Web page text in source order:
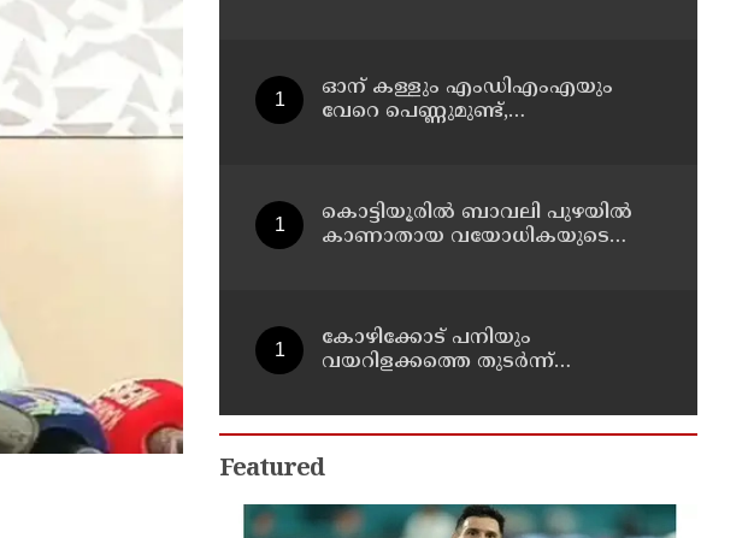
ഓന് കള്ളും എംഡിഎംഎയും
വേറെ പെണ്ണുമുണ്ട്,
വാട്സ്ആപ്പ്ചാറ്റ് പുറത്ത് വന്നു
കൊട്ടിയൂരിൽ ബാവലി പുഴയിൽ
കാണാതായ വയോധികയുടെ
കോഴിക്കോട് പനിയും
വയറിളക്കത്തെ തുടര്‍ന്ന്
മരിച്ചു
Featured